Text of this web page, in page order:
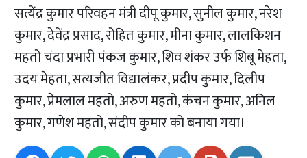
सत्येंद्र कुमार परिवहन मंत्री दीपू कुमार, सुनील कुमार, नरेश
कुमार, देवेंद्र प्रसाद, रोहित कुमार, मीना कुमार, लालकिशन
महतो चंदा प्रभारी पंकज कुमार, शिव शंकर उर्फ शिबू मेहता,
उदय मेहता, सत्यजीत विद्यालंकर, प्रदीप कुमार, दिलीप
कुमार, प्रेमलाल महतो, अरुण महतो, कंचन कुमार, अनिल
कुमार, गणेश महतो, संदीप कुमार को बनाया गया।